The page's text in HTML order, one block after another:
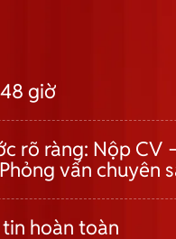
giờ
rõ ràng: Nộp CV
vấn chuyên
hoàn toàn